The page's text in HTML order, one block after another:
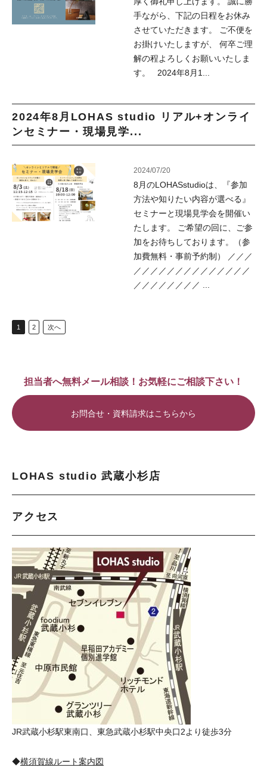
手ながら、下記の日程をお休み
させていただきます。 ご不便を
お掛けいたしますが、 何卒ご理
解の程よろしくお願いいたしま
す。 2024年8月1...
2024年8月LOHAS studio リアル+オンライ
ンセミナー・現場見学...
2024/07/20
8月のLOHASstudioは、『参加
方法や知りたい内容が選べる』
セミナーと現場見学会を開催い
たします。 ご希望の回に、ご参
加をお待ちしております。（参
加費無料・事前予約制） ／／／
／／／／／／／／／／／／／／
／／／／／／／／ ...
1 2 次へ
担当者へ無料メール相談！お気軽にご相談下さい！
お問合せ・資料請求はこちらから
LOHAS studio 武蔵小杉店
アクセス
JR武蔵小杉駅東南口、東急武蔵小杉駅中央口2より徒歩3分
◆横須賀線ルート案内図